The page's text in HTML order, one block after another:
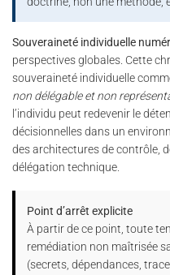
Souveraineté individuelle
perspectives globales. Cette
souveraineté individuelle
non délégable et non
l’individu peut redevenir le
décisionnelles dans un
des architectures de contrôle,
délégation technique.
Point d’arrêt explicite
À partir de ce point, toute
remédiation non maîtrisée
(secrets, dépendances,